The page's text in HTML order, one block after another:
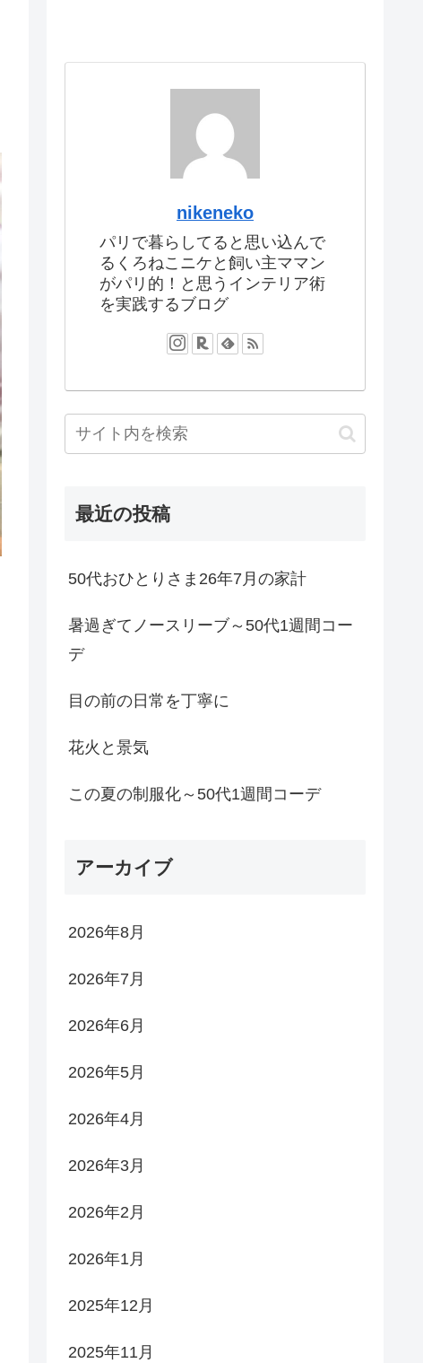
nikeneko
パリで暮らしてると思い込んで
るくろねこニケと飼い主ママン
がパリ的！と思うインテリア術
を実践するブログ
最近の投稿
50代おひとりさま26年7月の家計
暑過ぎてノースリーブ～50代1週間コー
デ
目の前の日常を丁寧に
花火と景気
この夏の制服化～50代1週間コーデ
アーカイブ
2026年8月
2026年7月
2026年6月
2026年5月
2026年4月
2026年3月
2026年2月
2026年1月
2025年12月
2025年11月